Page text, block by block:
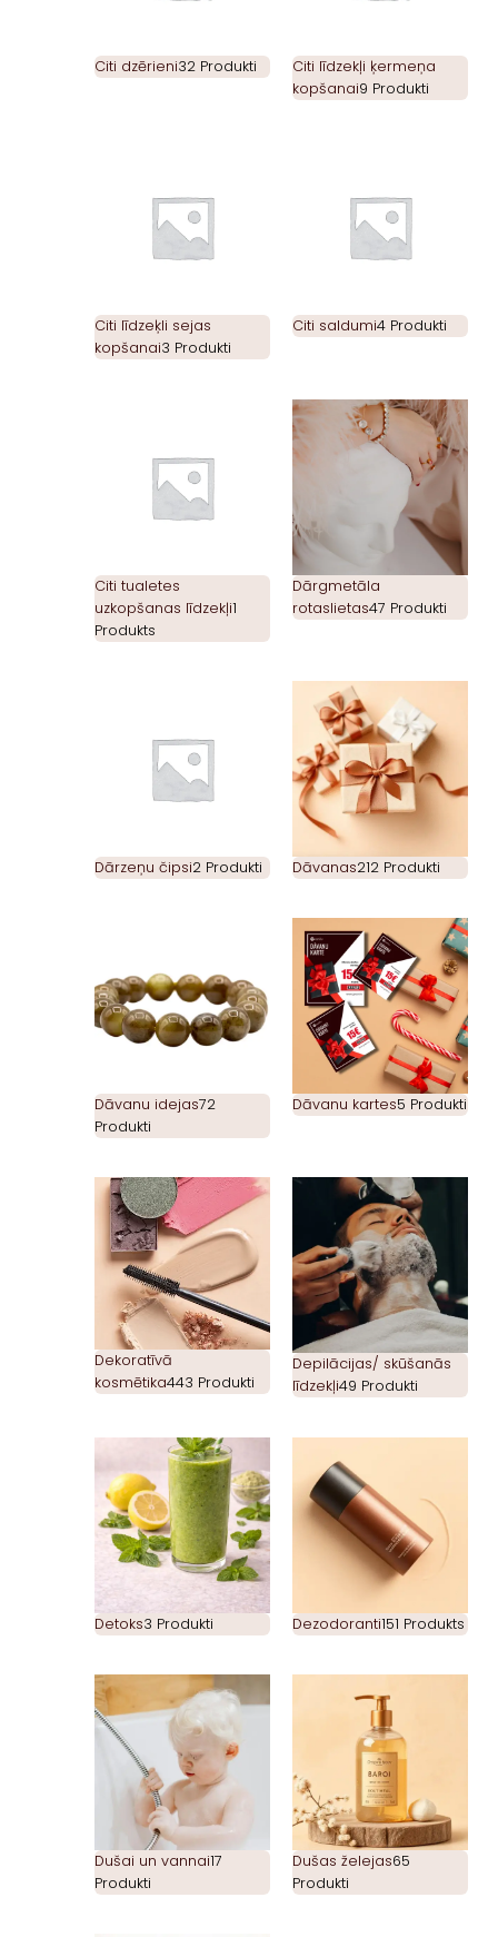
Citi dzērieni32 Produkti
Citi līdzekļi ķermeņa
kopšanai9 Produkti
Citi līdzeķli sejas
kopšanai3 Produkti
Citi saldumi4 Produkti
Citi tualetes
uzkopšanas līdzekļi1
Produkts
Dārgmetāla
rotaslietas47 Produkti
Dārzeņu čipsi2 Produkti Dāvanas212 Produkti
Dāvanu idejas72
Produkti
Dāvanu kartes5 Produkti
Dekoratīvā
kosmētika443 Produkti
Depilācijas/ skūšanās
līdzekļi49 Produkti
Detoks3 Produkti Dezodoranti151 Produkts
Dušai un vannai17
Produkti
Dušas želejas65
Produkti